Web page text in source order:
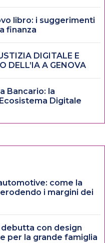
libro: i suggerimenti
finanza
DIGITALE E
DELL’IA A GENOVA
Bancario: la
Digitale
come la
i margini dei
con design
per la grande famiglia